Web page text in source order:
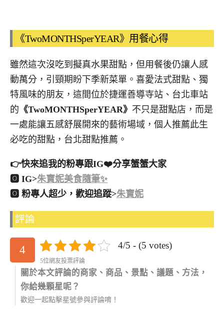
《TwoMONTHSperYEAR》用餐心得
雖然這次沒吃到擬真水果甜點，但用餐後仍讓人感
動萬分，引頸期盼下季新菜單。喜愛法式甜點、獨
特風味的朋友，這間位於捷運善導寺站、台北車站
的 《TwoMONTHSperYEAR》 不只是甜點店，而是
一處能讓五感舒展開來的藝術場域，個人推薦此生
必吃的甜點，台北甜點推薦。
👉快來追我的粉專跟IG❤️分享蟹蟹大家
🅾 IG>朱寶妮美食隨筆✨
🅾 粉專人超少，歡迎追蹤>朱寶妮
評論
4 4/5 - (5 votes)
5位網友投票評論
關於本文評論的商家、商品、景點、議題、方法，
你給幾顆星呢？
歡迎一起點擊星號參與評論唷！